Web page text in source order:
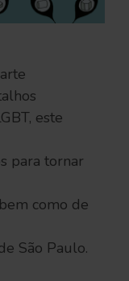
este
para tornar
como de
São Paulo.